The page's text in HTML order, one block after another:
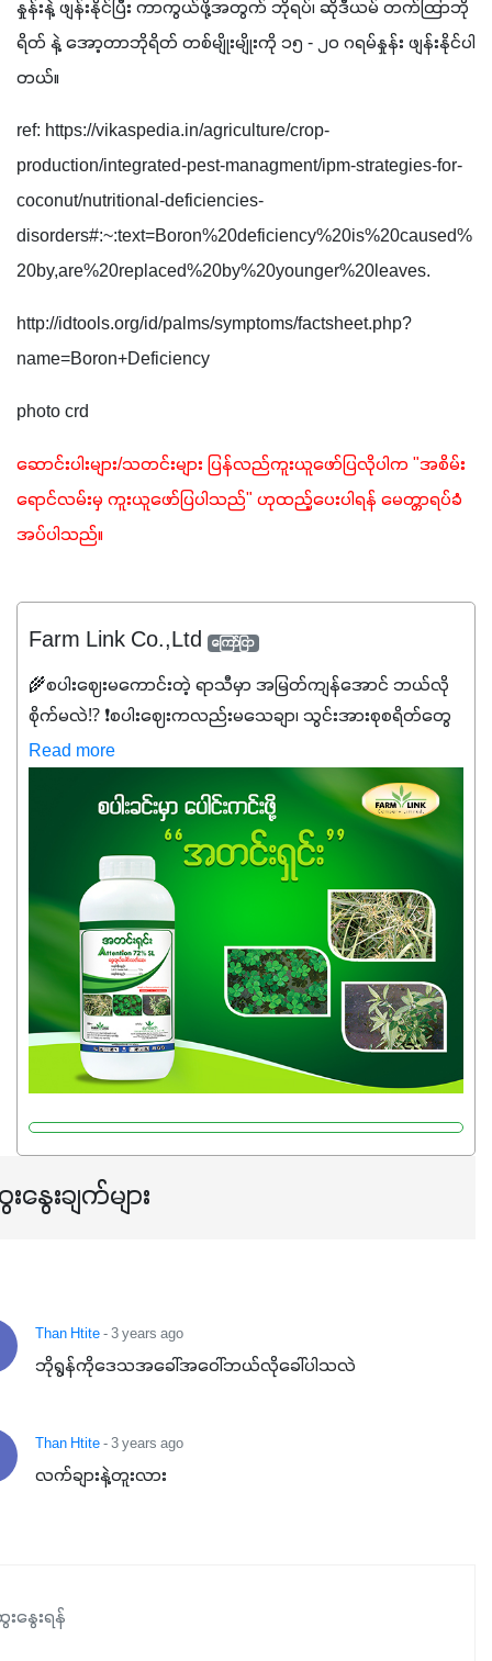
နှုန်းနဲ့ ဖျန်းနိုင်ပြီး ကာကွယ်ဖို့အတွက် ဘိုရပ်၊ ဆိုဒီယမ် တက်ထြာဘို
ရိတ် နဲ့ အော့တာဘိုရိတ် တစ်မျိုးမျိုးကို ၁၅ - ၂၀ ဂရမ်နှုန်း ဖျန်းနိုင်ပါ
တယ်။
ref: https://vikaspedia.in/agriculture/crop-
production/integrated-pest-managment/ipm-strategies-for-
coconut/nutritional-deficiencies-
disorders#:~:text=Boron%20deficiency%20is%20caused%
20by,are%20replaced%20by%20younger%20leaves.
http://idtools.org/id/palms/symptoms/factsheet.php?
name=Boron+Deficiency
photo crd
ဆောင်းပါးများ/သတင်းများ ပြန်လည်ကူးယူဖော်ပြလိုပါက "အစိမ်း
ရောင်လမ်းမှ ကူးယူဖော်ပြပါသည်" ဟုထည့်ပေးပါရန် မေတ္တာရပ်ခံ
အပ်ပါသည်။
Farm Link Co.,Ltd ကြော်ငြာ
🌾စပါးဈေးမကောင်းတဲ့ ရာသီမှာ အမြတ်ကျန်အောင် ဘယ်လို
စိုက်မလဲ⁉️ ❗စပါးဈေးကလည်းမသေချာ၊ သွင်းအားစုစရိတ်တွေ
ကလည်း တက်နေတဲ့ဒီလိုအချိန်မှာ သွင်းအားစုဖိုးကို လျှော့ချပြီး
အထွက်နှုန်းကို ထိန်းထားနိုင်မှ ဦးကြီးတို့ အဆင်ပြေမှာနော် ✔️ဒါ
ကြောင့် ကိုယ်သုံးသမျှ ကိုယ့်အတွက်အကျိုးရစေမယ့်
အရည်အသွေးစိတ်ချရတဲ့ သွင်းအားစုပစ္စည်းတွေကိုပဲ ရွေးချယ်
သုံးသင့်ပါတယ်။
Read more
နွေးချက်များ
Than Htite- 3 years ago
ဘိုရွန်ကိုဒေသအခေါ်အဝေါ်ဘယ်လိုခေါ်ပါသလဲ
Than Htite- 3 years ago
လက်ချားနဲ့တူးလား
နွေးရန်